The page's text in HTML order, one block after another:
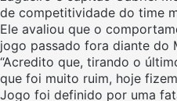
de competitividade do time
Ele avaliou que o
jogo passado fora diante do
“Acredito que, tirando o
que foi muito ruim, hoje
Jogo foi definido por uma